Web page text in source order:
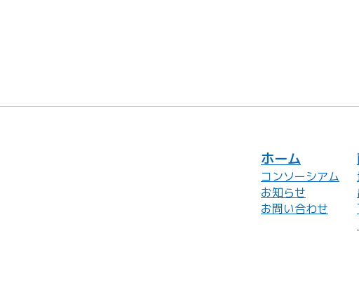
ホーム
コンソーシアム
お知らせ
お問い合わせ